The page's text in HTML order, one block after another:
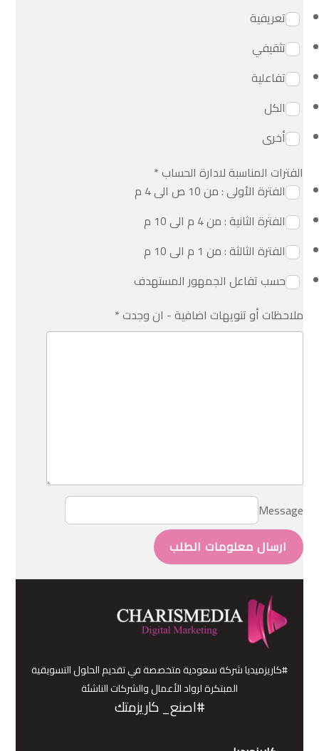
تعريفية
تثقيفي
تفاعلية
الكل
أخرى
الفترات المناسبة لادارة الحساب*
الفترة الأولى : من 10 ص الى 4 م
الفترة الثانية : من 4 م الى 10 م
الفترة الثالثة : من 1 م الى 10 م
حسب تفاعل الجمهور المستهدف
ملاحظات أو تنويهات اضافية - ان وجدت*
Message
ارسال معلومات الطلب
#كاريزميديا شركة سعودية متخصصة في تقديم الحلول التسويقية
المبتكرة لرواد الأعمال والشركات الناشئة
#اصنع_ كاريزمتك